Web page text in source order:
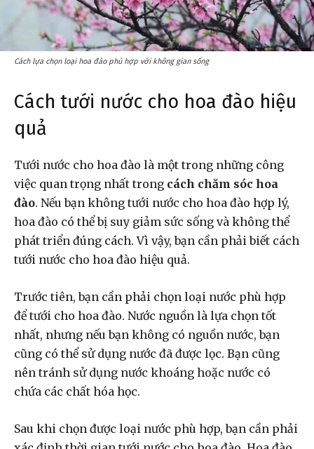
Cách lựa chọn loại hoa đào phù hợp với không gian sống
Cách tưới nước cho hoa đào hiệu
quả
Tưới nước cho hoa đào là một trong những công
việc quan trọng nhất trong cách chăm sóc hoa
đào. Nếu bạn không tưới nước cho hoa đào hợp lý,
hoa đào có thể bị suy giảm sức sống và không thể
phát triển đúng cách. Vì vậy, bạn cần phải biết cách
tưới nước cho hoa đào hiệu quả.
Trước tiên, bạn cần phải chọn loại nước phù hợp
để tưới cho hoa đào. Nước nguồn là lựa chọn tốt
nhất, nhưng nếu bạn không có nguồn nước, bạn
cũng có thể sử dụng nước đã được lọc. Bạn cũng
nên tránh sử dụng nước khoáng hoặc nước có
chứa các chất hóa học.
Sau khi chọn được loại nước phù hợp, bạn cần phải